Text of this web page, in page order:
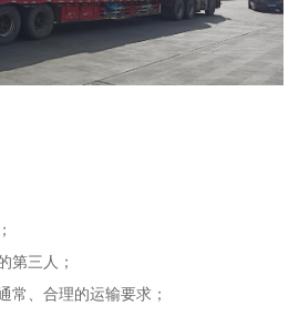
第三人；
常、合理的运输要求；